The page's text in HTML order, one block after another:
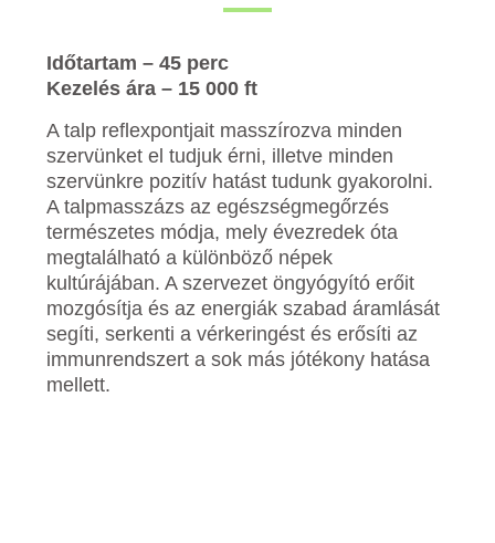
Időtartam – 45 perc
Kezelés ára – 15 000 ft
A talp reflexpontjait masszírozva minden
szervünket el tudjuk érni, illetve minden
szervünkre pozitív hatást tudunk gyakorolni.
A talpmasszázs az egészségmegőrzés
természetes módja, mely évezredek óta
megtalálható a különböző népek
kultúrájában. A szervezet öngyógyító erőit
mozgósítja és az energiák szabad áramlását
segíti, serkenti a vérkeringést és erősíti az
immunrendszert a sok más jótékony hatása
mellett.